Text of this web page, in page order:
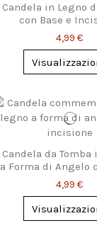
Candela in Legno
con Base e
4,99 €
Candela da Tomba
a Forma di Angelo
4,99 €